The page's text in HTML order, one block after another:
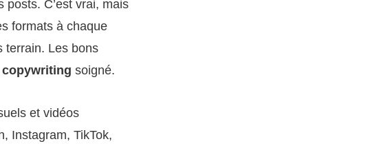
C’est vrai, mais
formats à chaque
terrain. Les bons
copywriting soigné.
et vidéos
Instagram, TikTok,